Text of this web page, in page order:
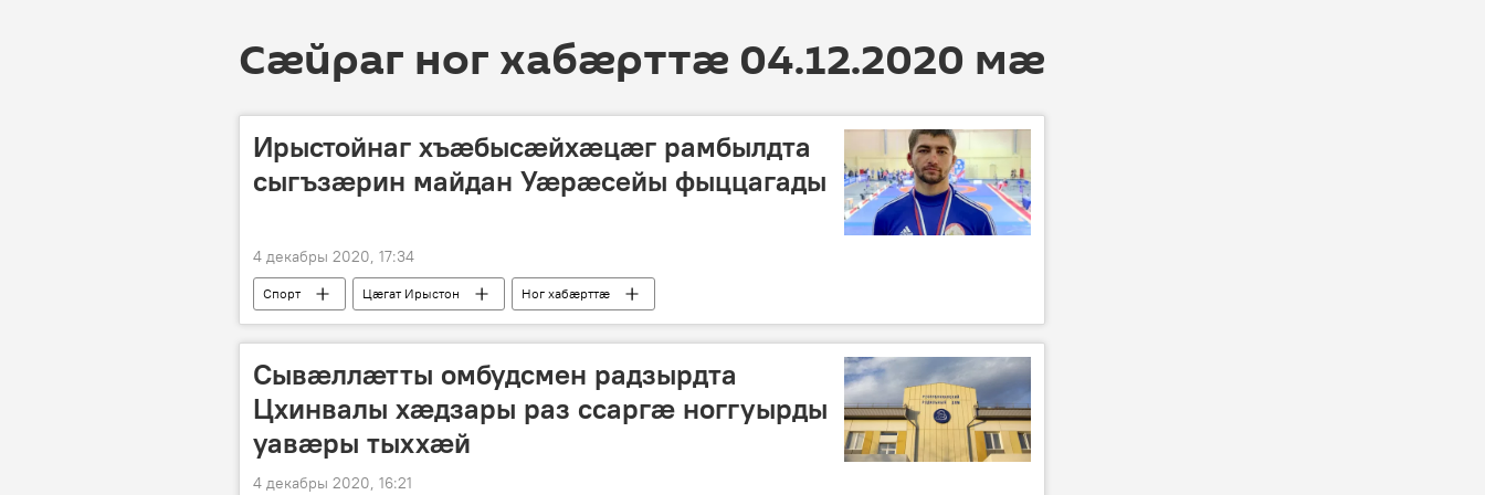
Сӕйраг ног хабӕрттӕ 04.12.2020 мӕ
Ирыстойнаг хъӕбысӕйхӕцӕг рамбылдта
сыгъзӕрин майдан Уӕрӕсейы фыццагады
4 декабры 2020, 17:34
Спорт Цӕгат Ирыстон Ног хабӕрттӕ
Сывӕллӕтты омбудсмен радзырдта
Цхинвалы хӕдзары раз ссаргӕ ноггуырды
уавӕры тыххӕй
4 декабры 2020, 16:21